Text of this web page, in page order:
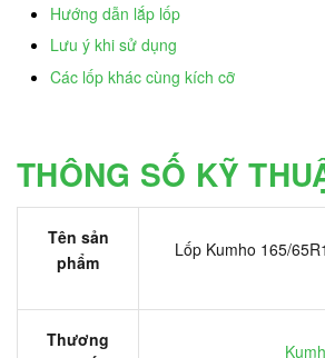
Hướng dẫn lắp lốp
Lưu ý khi sử dụng
Các lốp khác cùng kích cỡ
THÔNG SỐ KỸ
Tên sản
phẩm
Lốp Kumho 165/
Thương